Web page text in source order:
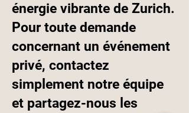
énergie vibrante de Zurich.
Pour toute demande
concernant un événement
privé, contactez
simplement notre équipe
et partagez-nous les